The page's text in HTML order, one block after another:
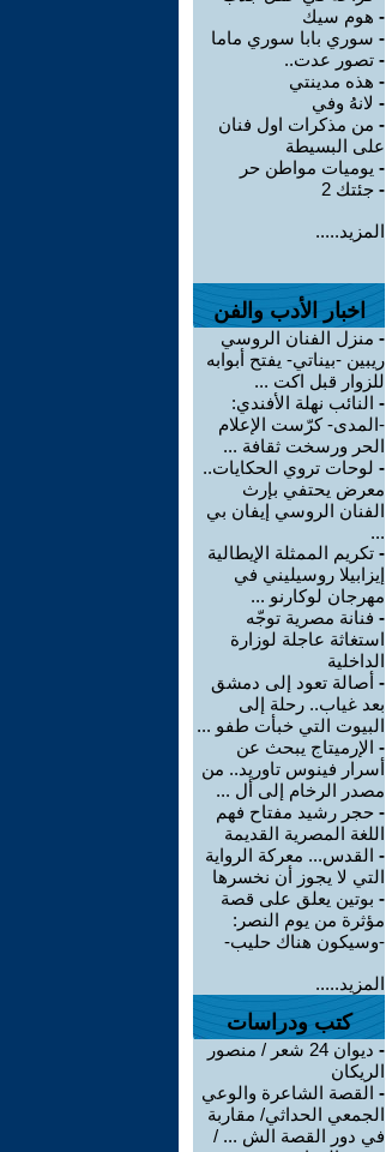
- هوم سيك
- سوري بابا سوري ماما
- تصور عدت..
- هذه مدينتي
- لانهُ وفي
- من مذكرات اول فنان
على البسيطة
- يوميات مواطن حر
- جئتك 2
المزيد.....
اخبار الأدب والفن
- منزل الفنان الروسي
ريبين -بيناتي- يفتح أبوابه
للزوار قبل اكت ...
- النائب نهلة الأفندي:
-المدى- كرّست الإعلام
الحر ورسخت ثقافة ...
- لوحات تروي الحكايات..
معرض يحتفي بإرث
الفنان الروسي إيفان بي
...
- تكريم الممثلة الإيطالية
إيزابيلا روسيليني في
مهرجان لوكارنو ...
- فنانة مصرية توجّه
استغاثة عاجلة لوزارة
الداخلية
- أصالة تعود إلى دمشق
بعد غياب.. رحلة إلى
البيوت التي خبأت طفو ...
- الإرميتاج يبحث عن
أسرار فينوس تاوريد.. من
مصدر الرخام إلى أل ...
- حجر رشيد مفتاح فهم
اللغة المصرية القديمة
- القدس... معركة الرواية
التي لا يجوز أن نخسرها
- بوتين يعلق على قصة
مؤثرة من يوم النصر:
-وسيكون هناك حليب-
المزيد.....
كتب ودراسات
-
ديوان 24 شعر / منصور
الريكان
- القصة الشاعرة والوعي
الجمعي الحداثي/ مقاربة
في دور القصة الش ... /